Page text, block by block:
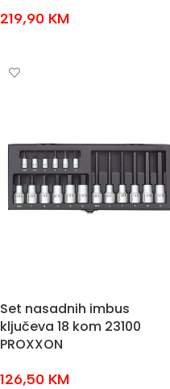
219,90 KM
Set nasadnih imbus
ključeva 18 kom 23100
PROXXON
126,50 KM